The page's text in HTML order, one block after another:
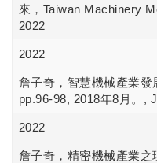
來，Taiwan Machinery
2022
2022
詹子奇，智慧機械產業發
pp.96-98, 2018年8月。,
2022
詹子奇，精密機械產業之